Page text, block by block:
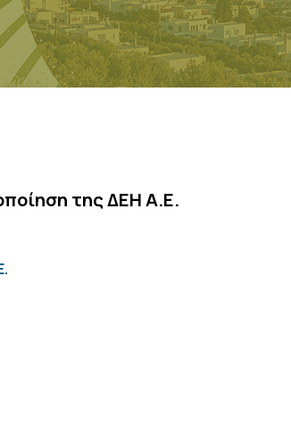
της ΔΕΗ Α.Ε.